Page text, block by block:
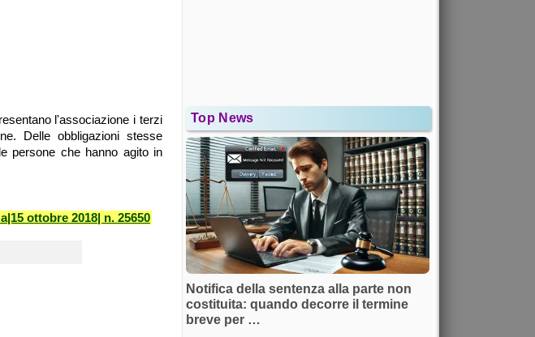
l'associazione i terzi
Delle obbligazioni stesse
persone che hanno agito in
ottobre 2018| n. 25650
Top News
Notifica della sentenza alla parte non
costituita: quando decorre il termine
breve per …